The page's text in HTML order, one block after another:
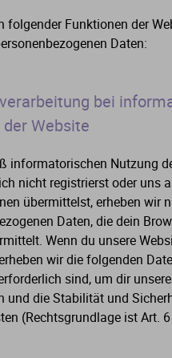
folgender Funktionen der
Daten:
bei
Website
informatorischen Nutzung
nicht registrierst oder uns
übermittelst, erheben wir
Daten, die dein
Wenn du unsere
wir die folgenden
sind, um dir
und die Stabilität und
(Rechtsgrundlage ist Art.